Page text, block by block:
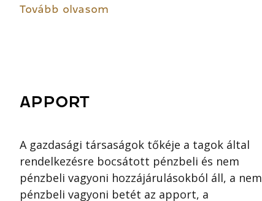
Tovább olvasom
APPORT
A gazdasági társaságok tőkéje a tagok által
rendelkezésre bocsátott pénzbeli és nem
pénzbeli vagyoni hozzájárulásokból áll, a nem
pénzbeli vagyoni betét az apport, a